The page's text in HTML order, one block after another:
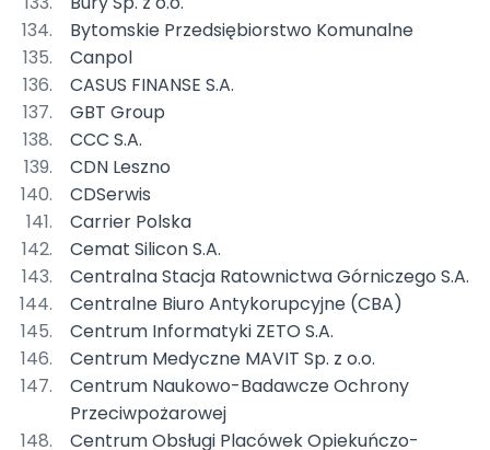
Bytomskie Przedsiębiorstwo Komunalne
Canpol
CASUS FINANSE S.A.
GBT Group
CCC S.A.
CDN Leszno
CDSerwis
Carrier Polska
Cemat Silicon S.A.
Centralna Stacja Ratownictwa Górniczego S.A.
Centralne Biuro Antykorupcyjne (CBA)
Centrum Informatyki ZETO S.A.
Centrum Medyczne MAVIT Sp. z o.o.
Centrum Naukowo-Badawcze Ochrony
Przeciwpożarowej
Centrum Obsługi Placówek Opiekuńczo-